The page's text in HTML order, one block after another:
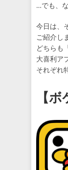
…でも、
今日は、
ご紹介し
どちらも
大喜利ア
それぞれ
【